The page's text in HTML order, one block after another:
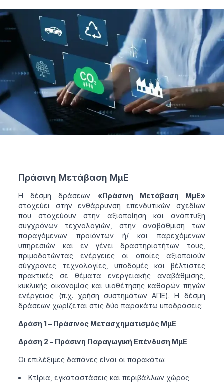
Πράσινη Μετάβαση ΜμΕ
Η δέσμη δράσεων «Πράσινη Μετάβαση ΜμΕ»
στοχεύει στην ενθάρρυνση επενδυτικών σχεδίων
που στοχεύουν στην αξιοποίηση και ανάπτυξη
συγχρόνων τεχνολογιών, στην αναβάθμιση των
παραγόμενων προϊόντων ή/ και παρεχόμενων
υπηρεσιών και εν γένει δραστηριοτήτων τους,
πριμοδοτώντας ενέργειες οι οποίες αξιοποιούν
σύγχρονες τεχνολογίες, υποδομές και βέλτιστες
πρακτικές σε θέματα ενεργειακής αναβάθμισης,
κυκλικής οικονομίας και υιοθέτησης καθαρών πηγών
ενέργειας (π.χ. χρήση συστημάτων ΑΠΕ). Η δέσμη
δράσεων χωρίζεται στις δύο παρακάτω υποδράσεις:
Δράση 1 – Πράσινος Μετασχηματισμός ΜμΕ
Δράση 2 – Πράσινη Παραγωγική Επένδυση ΜμΕ
Οι επιλέξιμες δαπάνες είναι οι παρακάτω:
Κτίρια, εγκαταστάσεις και περιβάλλων χώρος